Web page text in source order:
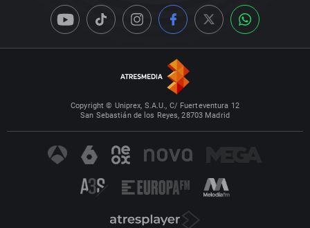
Copyright © Uniprex, S.A.U., C/ Fuerteventura 12
San Sebastián de los Reyes, 28703 Madrid